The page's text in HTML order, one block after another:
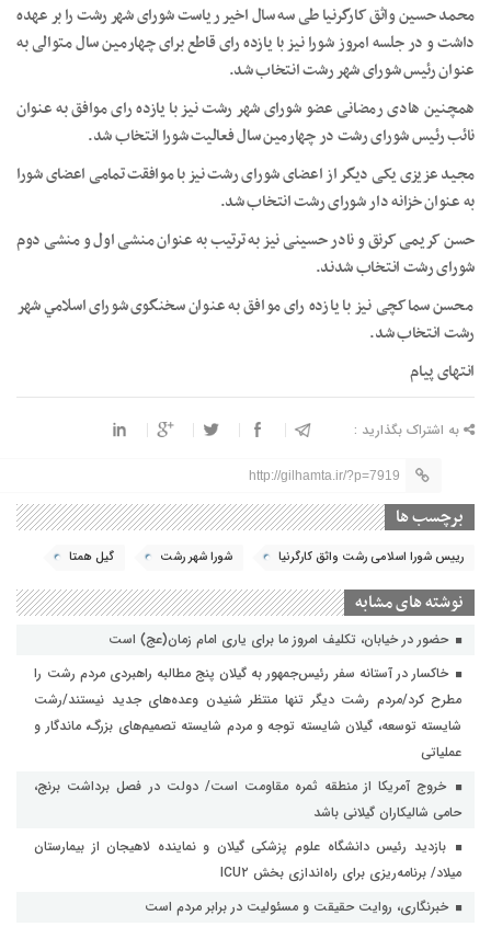
محمد حسین واثق کارگرنیا طی سه سال اخیر ریاست شورای شهر رشت را بر عهده
داشت و در جلسه امروز شورا نیز با یازده رای قاطع برای چهارمین سال متوالی به
عنوان رئیس شورای شهر رشت انتخاب شد.
همچنین هادی رمضانی عضو شورای شهر رشت نیز با یازده رای موافق به عنوان
نائب رئیس شورای رشت در چهارمین سال فعالیت شورا انتخاب شد.
مجید عزیزی یکی دیگر از اعضای شورای رشت نیز با موافقت تمامی اعضای شورا
به عنوان خزانه دار شورای رشت انتخاب شد.
حسن کریمی کرنق و نادر حسینی نیز به ترتیب به عنوان منشی اول و منشی دوم
شورای رشت انتخاب شدند.
محسن سماکچی نیز با یازده رای موافق به عنوان سخنگوی شورای اسلامي شهر
رشت انتخاب شد.
انتهای پیام
به اشتراک بگذارید :
http://gilhamta.ir/?p=7919
برچسب ها
رییس شورا اسلامی رشت واثق کارگرنیا شورا شهر رشت گیل همتا
نوشته های مشابه
حضور در خیابان، تکلیف امروز ما برای یاری امام زمان(عج) است
خاکسار در آستانه سفر رئیس‌جمهور به گیلان پنج مطالبه راهبردی مردم رشت را
مطرح کرد/مردم رشت دیگر تنها منتظر شنیدن وعده‌های جدید نیستند/رشت
شایسته توسعه، گیلان شایسته توجه و مردم شایسته تصمیم‌های بزرگ، ماندگار و
عملیاتی
خروج آمریکا از منطقه ثمره مقاومت است/ دولت در فصل برداشت برنج،
حامی شالیکاران گیلانی باشد
بازدید رئیس دانشگاه علوم پزشکی گیلان و نماینده لاهیجان از بیمارستان
میلاد/ برنامه‌ریزی برای راه‌اندازی بخش ICU۲
خبرنگاری، روایت حقیقت و مسئولیت‌ در برابر مردم است